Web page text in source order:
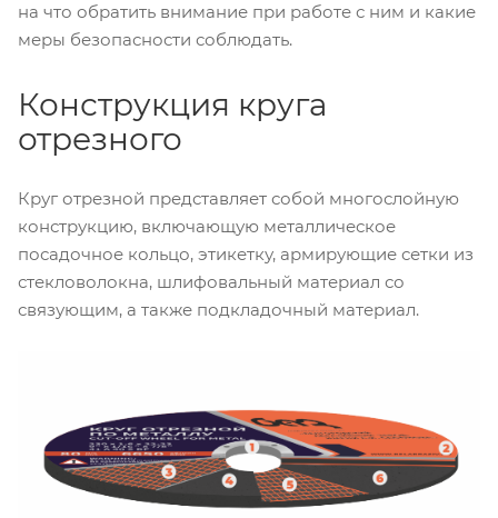
на что обратить внимание при работе с ним и какие
меры безопасности соблюдать.
Конструкция круга
отрезного
Круг отрезной представляет собой многослойную
конструкцию, включающую металлическое
посадочное кольцо, этикетку, армирующие сетки из
стекловолокна, шлифовальный материал со
связующим, а также подкладочный материал.